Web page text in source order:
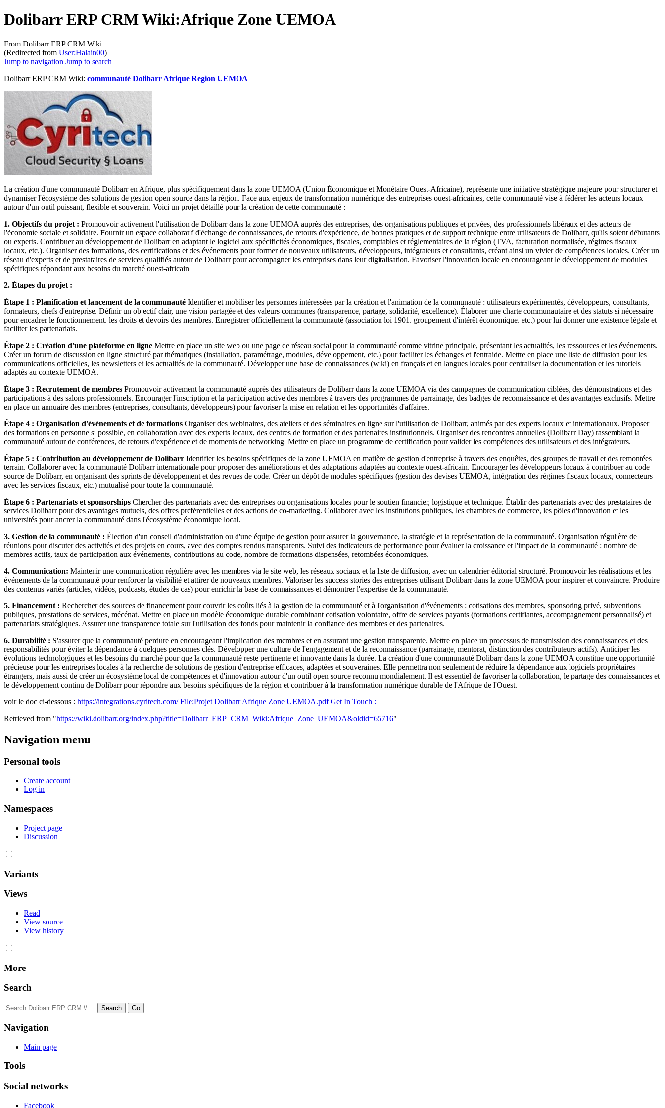
Dolibarr ERP CRM Wiki:Afrique Zone UEMOA
From Dolibarr ERP CRM Wiki
(Redirected from User:Halain00)
Jump to navigation Jump to search
Dolibarr ERP CRM Wiki: communauté Dolibarr Afrique Region UEMOA
La création d'une communauté Dolibarr en Afrique, plus spécifiquement dans la zone UEMOA (Union Économique et Monétaire Ouest-Africaine), représente une initiative stratégique majeure pour structurer et
dynamiser l'écosystème des solutions de gestion open source dans la région. Face aux enjeux de transformation numérique des entreprises ouest-africaines, cette communauté vise à fédérer les acteurs locaux
autour d'un outil puissant, flexible et souverain. Voici un projet détaillé pour la création de cette communauté :
1. Objectifs du projet : Promouvoir activement l'utilisation de Dolibarr dans la zone UEMOA auprès des entreprises, des organisations publiques et privées, des professionnels libéraux et des acteurs de
l'économie sociale et solidaire. Fournir un espace collaboratif d'échange de connaissances, de retours d'expérience, de bonnes pratiques et de support technique entre utilisateurs de Dolibarr, qu'ils soient débutants
ou experts. Contribuer au développement de Dolibarr en adaptant le logiciel aux spécificités économiques, fiscales, comptables et réglementaires de la région (TVA, facturation normalisée, régimes fiscaux
locaux, etc.). Organiser des formations, des certifications et des événements pour former de nouveaux utilisateurs, développeurs, intégrateurs et consultants, créant ainsi un vivier de compétences locales. Créer un
réseau d'experts et de prestataires de services qualifiés autour de Dolibarr pour accompagner les entreprises dans leur digitalisation. Favoriser l'innovation locale en encourageant le développement de modules
spécifiques répondant aux besoins du marché ouest-africain.
2. Étapes du projet :
Étape 1 : Planification et lancement de la communauté Identifier et mobiliser les personnes intéressées par la création et l'animation de la communauté : utilisateurs expérimentés, développeurs, consultants,
formateurs, chefs d'entreprise. Définir un objectif clair, une vision partagée et des valeurs communes (transparence, partage, solidarité, excellence). Élaborer une charte communautaire et des statuts si nécessaire
pour encadrer le fonctionnement, les droits et devoirs des membres. Enregistrer officiellement la communauté (association loi 1901, groupement d'intérêt économique, etc.) pour lui donner une existence légale et
faciliter les partenariats.
Étape 2 : Création d'une plateforme en ligne Mettre en place un site web ou une page de réseau social pour la communauté comme vitrine principale, présentant les actualités, les ressources et les événements.
Créer un forum de discussion en ligne structuré par thématiques (installation, paramétrage, modules, développement, etc.) pour faciliter les échanges et l'entraide. Mettre en place une liste de diffusion pour les
communications officielles, les newsletters et les actualités de la communauté. Développer une base de connaissances (wiki) en français et en langues locales pour centraliser la documentation et les tutoriels
adaptés au contexte UEMOA.
Étape 3 : Recrutement de membres Promouvoir activement la communauté auprès des utilisateurs de Dolibarr dans la zone UEMOA via des campagnes de communication ciblées, des démonstrations et des
participations à des salons professionnels. Encourager l'inscription et la participation active des membres à travers des programmes de parrainage, des badges de reconnaissance et des avantages exclusifs. Mettre
en place un annuaire des membres (entreprises, consultants, développeurs) pour favoriser la mise en relation et les opportunités d'affaires.
Étape 4 : Organisation d'événements et de formations Organiser des webinaires, des ateliers et des séminaires en ligne sur l'utilisation de Dolibarr, animés par des experts locaux et internationaux. Proposer
des formations en personne si possible, en collaboration avec des experts locaux, des centres de formation et des partenaires institutionnels. Organiser des rencontres annuelles (Dolibarr Day) rassemblant la
communauté autour de conférences, de retours d'expérience et de moments de networking. Mettre en place un programme de certification pour valider les compétences des utilisateurs et des intégrateurs.
Étape 5 : Contribution au développement de Dolibarr Identifier les besoins spécifiques de la zone UEMOA en matière de gestion d'entreprise à travers des enquêtes, des groupes de travail et des remontées
terrain. Collaborer avec la communauté Dolibarr internationale pour proposer des améliorations et des adaptations adaptées au contexte ouest-africain. Encourager les développeurs locaux à contribuer au code
source de Dolibarr, en organisant des sprints de développement et des revues de code. Créer un dépôt de modules spécifiques (gestion des devises UEMOA, intégration des régimes fiscaux locaux, connecteurs
avec les services fiscaux, etc.) mutualisé pour toute la communauté.
Étape 6 : Partenariats et sponsorships Chercher des partenariats avec des entreprises ou organisations locales pour le soutien financier, logistique et technique. Établir des partenariats avec des prestataires de
services Dolibarr pour des avantages mutuels, des offres préférentielles et des actions de co-marketing. Collaborer avec les institutions publiques, les chambres de commerce, les pôles d'innovation et les
universités pour ancrer la communauté dans l'écosystème économique local.
3. Gestion de la communauté : Élection d'un conseil d'administration ou d'une équipe de gestion pour assurer la gouvernance, la stratégie et la représentation de la communauté. Organisation régulière de
réunions pour discuter des activités et des projets en cours, avec des comptes rendus transparents. Suivi des indicateurs de performance pour évaluer la croissance et l'impact de la communauté : nombre de
membres actifs, taux de participation aux événements, contributions au code, nombre de formations dispensées, retombées économiques.
4. Communication: Maintenir une communication régulière avec les membres via le site web, les réseaux sociaux et la liste de diffusion, avec un calendrier éditorial structuré. Promouvoir les réalisations et les
événements de la communauté pour renforcer la visibilité et attirer de nouveaux membres. Valoriser les success stories des entreprises utilisant Dolibarr dans la zone UEMOA pour inspirer et convaincre. Produire
des contenus variés (articles, vidéos, podcasts, études de cas) pour enrichir la base de connaissances et démontrer l'expertise de la communauté.
5. Financement : Rechercher des sources de financement pour couvrir les coûts liés à la gestion de la communauté et à l'organisation d'événements : cotisations des membres, sponsoring privé, subventions
publiques, prestations de services, mécénat. Mettre en place un modèle économique durable combinant cotisation volontaire, offre de services payants (formations certifiantes, accompagnement personnalisé) et
partenariats stratégiques. Assurer une transparence totale sur l'utilisation des fonds pour maintenir la confiance des membres et des partenaires.
6. Durabilité : S'assurer que la communauté perdure en encourageant l'implication des membres et en assurant une gestion transparente. Mettre en place un processus de transmission des connaissances et des
responsabilités pour éviter la dépendance à quelques personnes clés. Développer une culture de l'engagement et de la reconnaissance (parrainage, mentorat, distinction des contributeurs actifs). Anticiper les
évolutions technologiques et les besoins du marché pour que la communauté reste pertinente et innovante dans la durée. La création d'une communauté Dolibarr dans la zone UEMOA constitue une opportunité
précieuse pour les entreprises locales à la recherche de solutions de gestion d'entreprise efficaces, adaptées et souveraines. Elle permettra non seulement de réduire la dépendance aux logiciels propriétaires
étrangers, mais aussi de créer un écosystème local de compétences et d'innovation autour d'un outil open source reconnu mondialement. Il est essentiel de favoriser la collaboration, le partage des connaissances et
le développement continu de Dolibarr pour répondre aux besoins spécifiques de la région et contribuer à la transformation numérique durable de l'Afrique de l'Ouest.
voir le doc ci-dessous : https://integrations.cyritech.com/ File:Projet Dolibarr Afrique Zone UEMOA.pdf Get In Touch :
Retrieved from "https://wiki.dolibarr.org/index.php?title=Dolibarr_ERP_CRM_Wiki:Afrique_Zone_UEMOA&oldid=65716"
Navigation menu
Personal tools
Create account
Log in
Namespaces
Project page
Discussion
Variants
Views
Read
View source
View history
More
Search
Navigation
Main page
Tools
Social networks
Facebook